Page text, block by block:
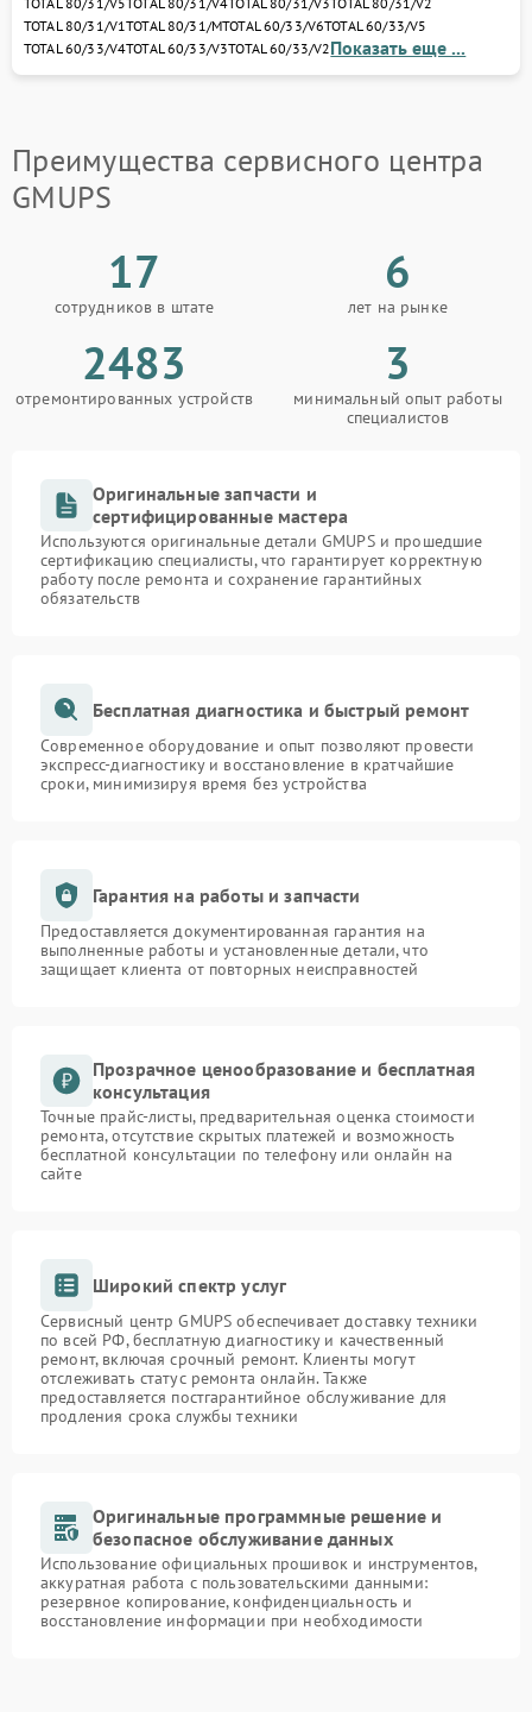
диагностику, устраним неисправности и
восстановим ваш ИБП или стабилизатор с
гарантией качества.
TOTAL 80/31/V1TOTAL 80/31/MTOTAL 60/33/V6TOTAL 60/33/V5
TOTAL 60/33/V4TOTAL 60/33/V3TOTAL 60/33/V2Показать еще ...
Преимущества сервисного центра
GMUPS
17
сотрудников в штате
6
лет на рынке
2483
отремонтированных устройств
3
минимальный опыт работы
специалистов
Оригинальные запчасти и
сертифицированные мастера
Используются оригинальные детали GMUPS и прошедшие
сертификацию специалисты, что гарантирует корректную
работу после ремонта и сохранение гарантийных
обязательств
Бесплатная диагностика и быстрый ремонт
Современное оборудование и опыт позволяют провести
экспресс-диагностику и восстановление в кратчайшие
сроки, минимизируя время без устройства
Гарантия на работы и запчасти
Предоставляется документированная гарантия на
выполненные работы и установленные детали, что
защищает клиента от повторных неисправностей
Прозрачное ценообразование и бесплатная
консультация
Точные прайс-листы, предварительная оценка стоимости
ремонта, отсутствие скрытых платежей и возможность
бесплатной консультации по телефону или онлайн на
сайте
Широкий спектр услуг
Сервисный центр GMUPS обеспечивает доставку техники
по всей РФ, бесплатную диагностику и качественный
ремонт, включая срочный ремонт. Клиенты могут
отслеживать статус ремонта онлайн. Также
предоставляется постгарантийное обслуживание для
продления срока службы техники
Оригинальные программные решение и
безопасное обслуживание данных
Использование официальных прошивок и инструментов,
аккуратная работа с пользовательскими данными:
резервное копирование, конфиденциальность и
восстановление информации при необходимости